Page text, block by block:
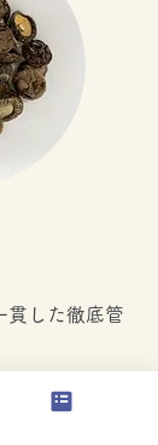
貫した徹底管
強み」を活か
大のメリット